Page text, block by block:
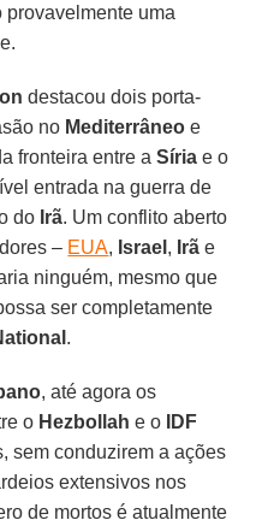
provavelmente uma
destacou dois porta-
no Mediterrâneo e
fronteira entre aSíria e o
entrada na guerra de
do Irã. Um conflito aberto
– EUA, Israel , Irã e
ninguém, mesmo que
ser completamente
.
, até agora os
o Hezbollah e o
IDF
sem conduzirem a ações
extensivos nos
de mortos é atualmente